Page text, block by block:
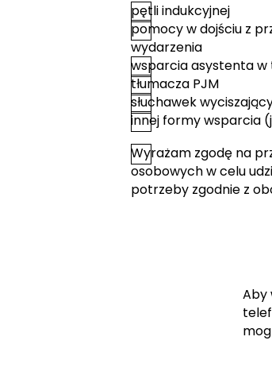
pętli indukcyjnej
pomocy w dojściu z
wydarzenia
wsparcia asystenta
tłumacza PJM
słuchawek
innej formy wsparcia
Zgoda*
Wyrażam zgodę na
osobowych w celu
potrzeby zgodnie z
Aby